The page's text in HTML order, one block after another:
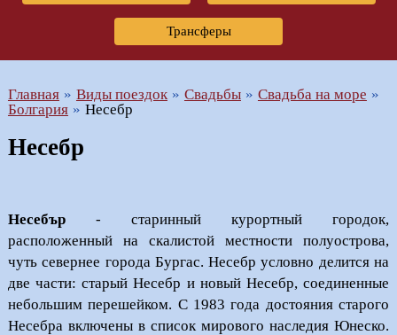
Трансферы
Главная Виды поездок Свадьбы
Свадьба на море
Болгария
Несебр
Несебр
Несебър- старинный курортный городок,
расположенный на скалистой местности полуострова,
чуть севернее города Бургас. Несебр условно делится на
две части: старый Несебр и новый Несебр, соединенные
небольшим перешейком. С 1983 года достояния старого
Несебра включены в список мирового наследия Юнеско.